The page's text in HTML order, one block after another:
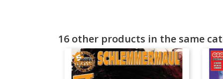
16 other products in the same